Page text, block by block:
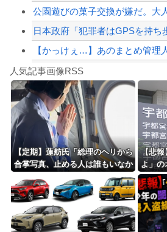
8/4のニュース
更新中止のお知らせ
人気記事画像RSS
【定期】蓮舫氏「総理のヘリから
合掌写真、止める人は誰もいなか
ったの？」「あまりにも愕然」
【悲報
よ」の